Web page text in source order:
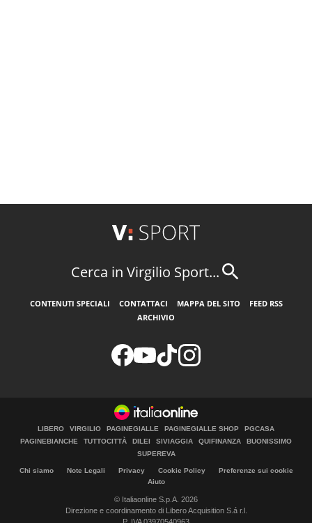
Cerca in Virgilio Sport...
CONTENUTI SPECIALI CONTATTACI MAPPA DEL SITO
FEED RSS
ARCHIVIO
LIBERO VIRGILIO PAGINEGIALLE PAGINEGIALLE SHOP
PGCASA
PAGINEBIANCHE
TUTTOCITTÀ DILEI SIVIAGGIA QUIFINANZA
BUONISSIMO
SUPEREVA
Chi siamo Note Legali Privacy Cookie Policy
Preferenze sui cookie
Aiuto
© Italiaonline S.p.A. 2026
Direzione e coordinamento di Libero Acquisition S.á r.l.